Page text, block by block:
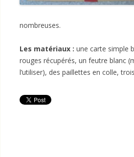
nombreuses.
Les matériaux : une carte simple
rouges récupérés, un feutre blanc
l’utiliser), des paillettes en colle,